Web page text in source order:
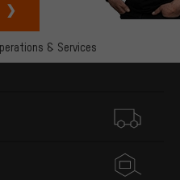
& Services